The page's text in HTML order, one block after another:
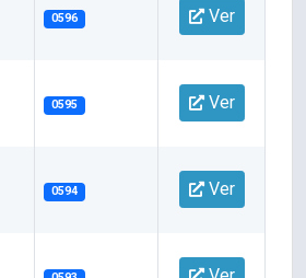
0596 Ver
0595 Ver
0594 Ver